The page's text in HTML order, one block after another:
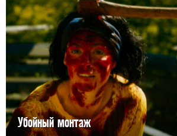
Убойный монтаж